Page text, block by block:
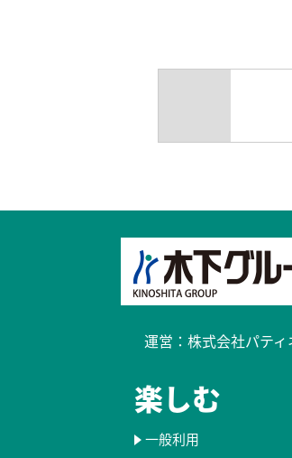
運営： 株式会社パティ
楽しむ
一般利用